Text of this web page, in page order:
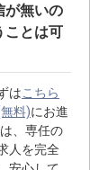
が無いの
ことは可
はこちら
料)にお進
、専任の
人を完全